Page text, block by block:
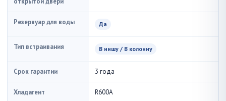
Резервуар для воды Да
Тип встраивания В нишу / В колонну
Срок гарантии 3 года
Хладагент R600A